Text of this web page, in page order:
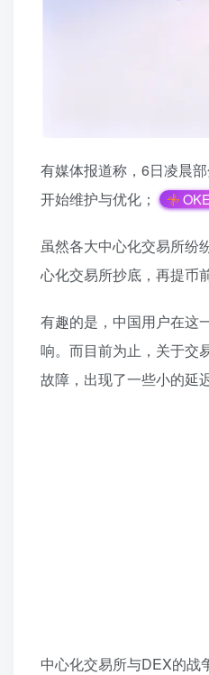
有媒体报道称，6日凌晨
开始维护与优化；
虽然各大中心化交易所纷
心化交易所抄底，再提币
有趣的是，中国用户在这
响。而目前为止，关于交
故障，出现了一些小的延迟
中心化交易所与DEX的战